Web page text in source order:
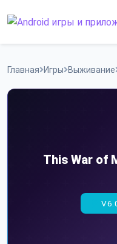
to
Приложения
Главная Игры Выживание
This War of